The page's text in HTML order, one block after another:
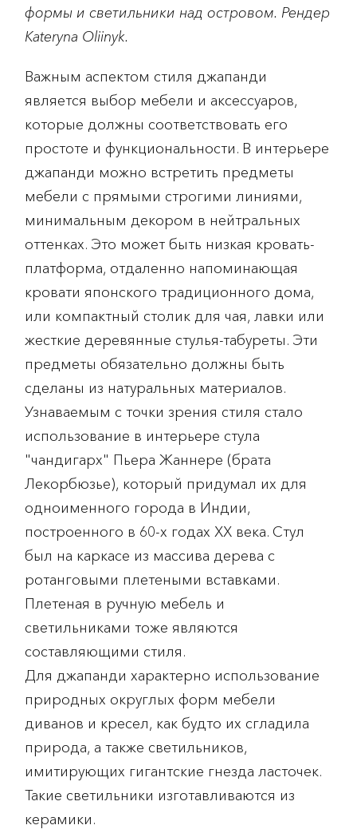
формы и светильники над островом. Рендер
Kateryna Oliinyk.
Важным аспектом стиля джапанди
является выбор мебели и аксессуаров,
которые должны соответствовать его
простоте и функциональности. В интерьере
джапанди можно встретить предметы
мебели с прямыми строгими линиями,
минимальным декором в нейтральных
оттенках. Это может быть низкая кровать-
платформа, отдаленно напоминающая
кровати японского традиционного дома,
или компактный столик для чая, лавки или
жесткие деревянные стулья-табуреты. Эти
предметы обязательно должны быть
сделаны из натуральных материалов.
Узнаваемым с точки зрения стиля стало
использование в интерьере стула
"чандигарх" Пьера Жаннере (брата
Лекорбюзье), который придумал их для
одноименного города в Индии,
построенного в 60-х годах XX века. Стул
был на каркасе из массива дерева с
ротанговыми плетеными вставками.
Плетеная в ручную мебель и
светильниками тоже являются
составляющими стиля.
Для джапанди характерно использование
природных округлых форм мебели
диванов и кресел, как будто их сгладила
природа, а также светильников,
имитирующих гигантские гнезда ласточек.
Такие светильники изготавливаются из
керамики.